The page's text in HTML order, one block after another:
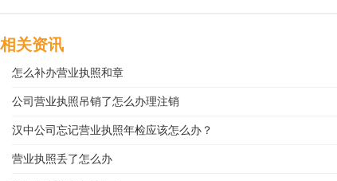
相关资讯
怎么补办营业执照和章
公司营业执照吊销了怎么办理注销
汉中公司忘记营业执照年检应该怎么办？
营业执照丢了怎么办